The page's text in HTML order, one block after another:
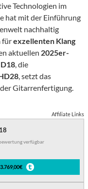
Technologien im
hat mit der Einführung
nachhaltig
fürexzellenten Klang
aktuellen 2025er-
D18, die
, setzt das
Gitarrenfertigung.
Affiliate Links
verfügbar
3.769,00€